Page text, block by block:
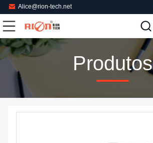
Alice@rion-tech.net
Produtos